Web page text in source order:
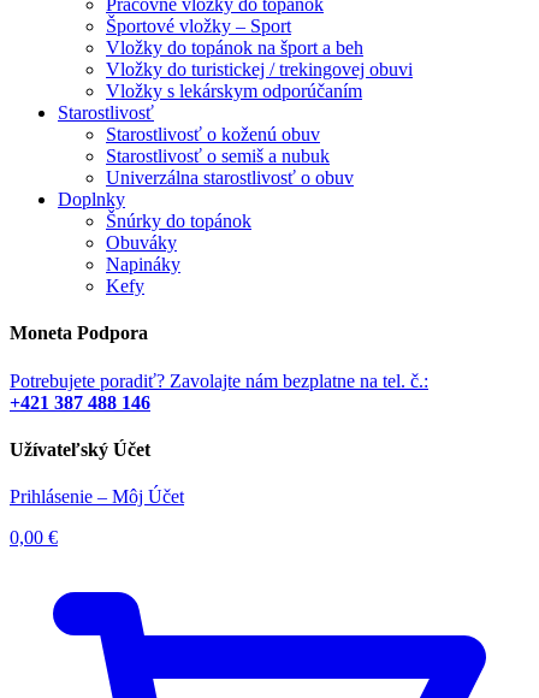
Pracovné vložky do topánok
Športové vložky – Sport
Vložky do topánok na šport a beh
Vložky do turistickej / trekingovej obuvi
Vložky s lekárskym odporúčaním
Starostlivosť
Starostlivosť o koženú obuv
Starostlivosť o semiš a nubuk
Univerzálna starostlivosť o obuv
Doplnky
Šnúrky do topánok
Obuváky
Napináky
Kefy
Moneta Podpora
Potrebujete poradiť? Zavolajte nám bezplatne na tel. č.:
+421 387 488 146
Užívateľský Účet
Prihlásenie – Môj Účet
0,00 €